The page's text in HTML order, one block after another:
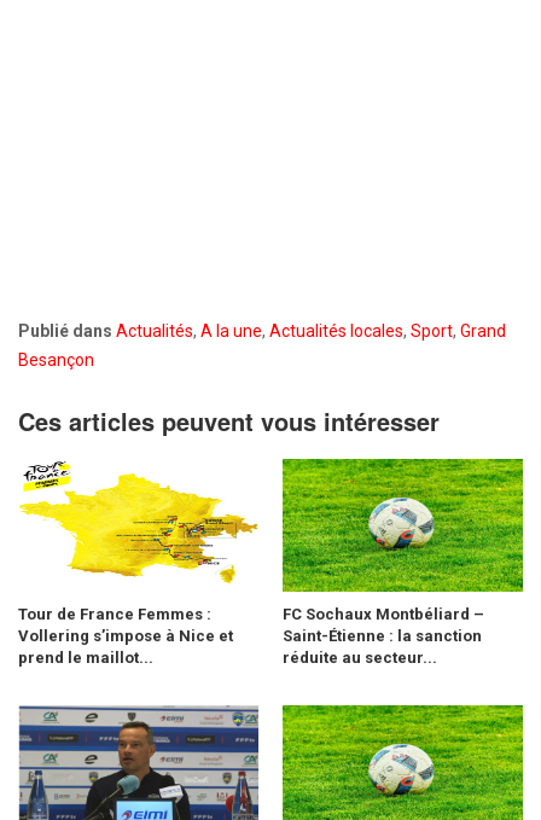
Publié dans Actualités, A la une, Actualités locales, Sport, Grand
Besançon
Ces articles peuvent vous intéresser
Tour de France Femmes :
Vollering s’impose à Nice et
prend le maillot...
FC Sochaux Montbéliard –
Saint-Étienne : la sanction
réduite au secteur...